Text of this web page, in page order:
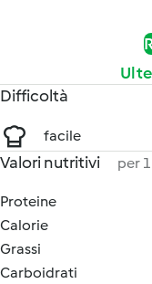
Difficoltà
facile
Valori nutritivi per
Proteine
Calorie
Grassi
Carboidrati